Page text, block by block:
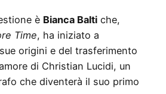
è Bianca Balti che,
Time, ha iniziato a
origini e del trasferimento
di Christian Lucidi, un
che diventerà il suo primo